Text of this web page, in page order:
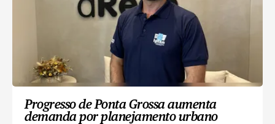
Progresso de Ponta Grossa aumenta
demanda por planejamento urbano